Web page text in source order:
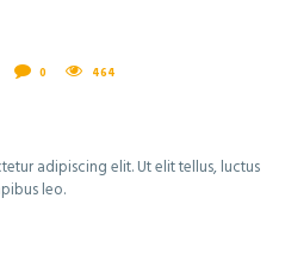
0 464
adipiscing elit. Ut elit tellus, luctus
leo.